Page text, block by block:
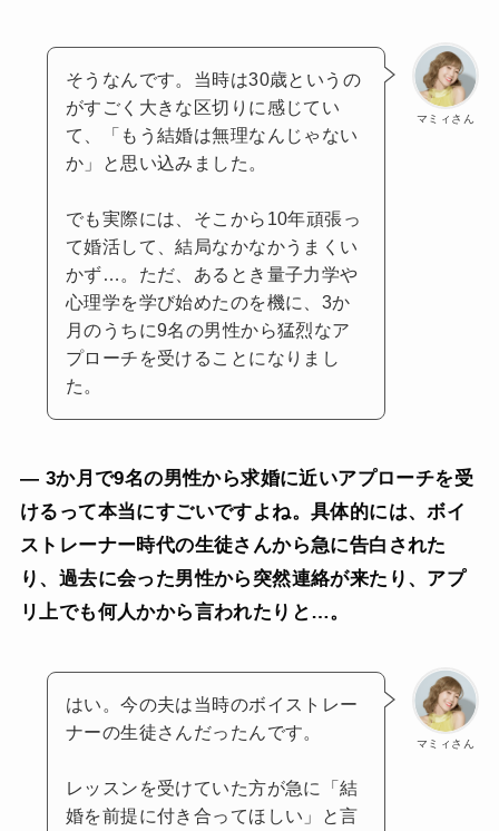
マミィさん
そうなんです。当時は30歳というの
がすごく大きな区切りに感じてい
て、「もう結婚は無理なんじゃない
か」と思い込みました。
でも実際には、そこから10年頑張っ
て婚活して、結局なかなかうまくい
かず…。ただ、あるとき量子力学や
心理学を学び始めたのを機に、3か
月のうちに9名の男性から猛烈なア
プローチを受けることになりまし
た。
— 3か月で9名の男性から求婚に近いアプローチを受
けるって本当にすごいですよね。具体的には、ボイ
ストレーナー時代の生徒さんから急に告白された
り、過去に会った男性から突然連絡が来たり、アプ
リ上でも何人かから言われたりと…。
マミィさん
はい。今の夫は当時のボイストレー
ナーの生徒さんだったんです。
レッスンを受けていた方が急に「結
婚を前提に付き合ってほしい」と言